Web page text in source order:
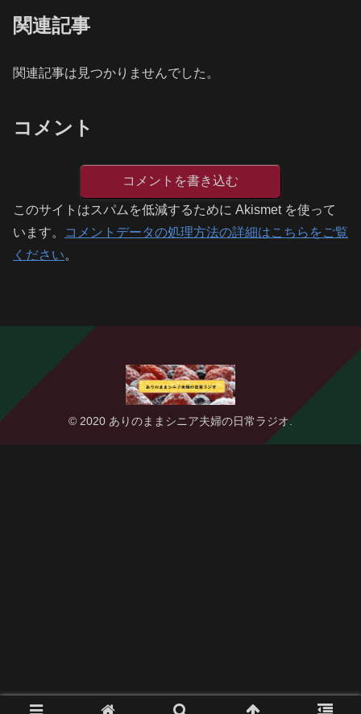
関連記事
関連記事は見つかりませんでした。
コメント
コメントを書き込む
このサイトはスパムを低減するために Akismet を使って
います。
コメントデータの処理方法の詳細はこちらをご覧
ください。
© 2020 ありのままシニア夫婦の日常ラジオ.